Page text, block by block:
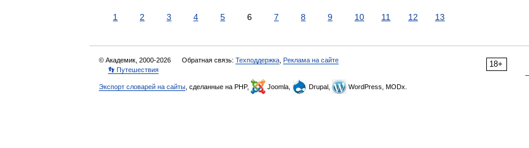
1 2 3 4 5 6 7 8 9 10 11 12 13
18+
© Академик, 2000-2026 Обратная связь: Техподдержка Реклама на сайте
👣 Путешествия
Экспорт словарей на сайты , сделанные на PHP, Joomla, Drupal, WordPress, MODx.